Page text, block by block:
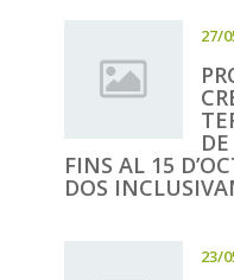
27/
FINS AL 15
DOS
23/